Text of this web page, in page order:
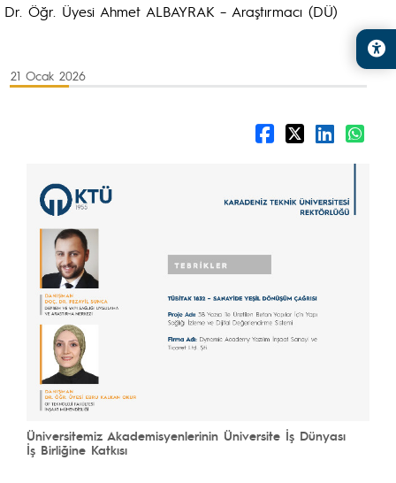
Dr. Öğr. Üyesi Ahmet ALBAYRAK – Araştırmacı (DÜ)
21 Ocak 2026
Üniversitemiz Akademisyenlerinin Üniversite İş Dünyası
İş Birliğine Katkısı